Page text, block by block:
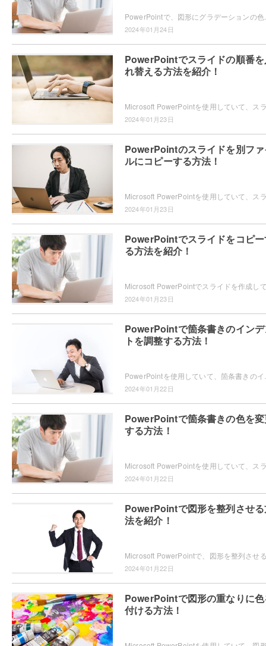
2024年01月24日
PowerPointでスライドの順番
れ替える方法を紹介！
2024年01月23日
PowerPointのスライドを別フ
ルにコピーする方法！
2024年01月23日
PowerPointでスライドをコピ
る方法を紹介！
2024年01月23日
PowerPointで箇条書きのイン
トを調整する方法！
2024年01月22日
PowerPointで箇条書きの色を
する方法！
2024年01月22日
PowerPointで図形を整列させ
法を紹介！
2024年01月22日
PowerPointで図形の重なりに
付ける方法！